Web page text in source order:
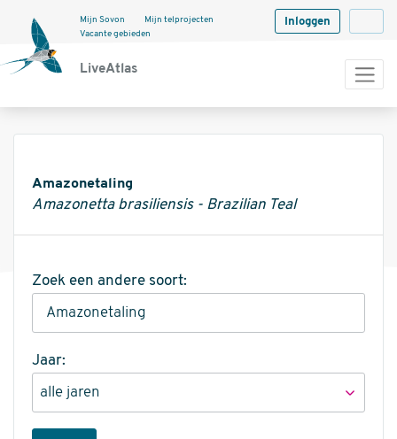
LiveAtlas
Mijn Sovon
Mijn telprojecten
Vacante gebieden
Inloggen
Amazonetaling
Amazonetta brasiliensis - Brazilian Teal
Zoek een andere soort:
Jaar: